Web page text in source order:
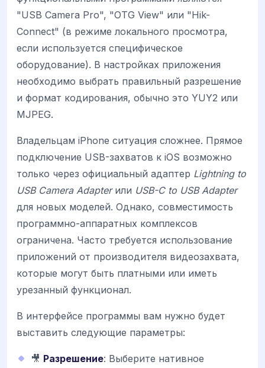
"USB Camera Pro", "OTG View" или "Hik-
Connect" (в режиме локального просмотра,
если используется специфическое
оборудование). В настройках приложения
необходимо выбрать правильный разрешение
и формат кодирования, обычно это YUY2 или
MJPEG.
Владельцам iPhone ситуация сложнее. Прямое
подключение USB-захватов к iOS возможно
только через официальный адаптер Lightning to
USB Camera Adapterили USB-C to USB Adapter
для новых моделей. Однако, совместимость
программно-аппаратных комплексов
ограничена. Часто требуется использование
приложений от производителя видеозахвата,
которые могут быть платными или иметь
урезанный функционал.
В интерфейсе программы вам нужно будет
выставить следующие параметры:
🎥 Разрешение: Выберите нативное